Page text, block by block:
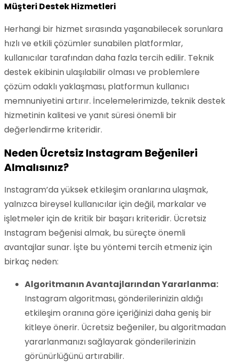
Müşteri Destek Hizmetleri
Herhangi bir hizmet sırasında yaşanabilecek sorunlara
hızlı ve etkili çözümler sunabilen platformlar,
kullanıcılar tarafından daha fazla tercih edilir. Teknik
destek ekibinin ulaşılabilir olması ve problemlere
çözüm odaklı yaklaşması, platformun kullanıcı
memnuniyetini artırır. İncelemelerimizde, teknik destek
hizmetinin kalitesi ve yanıt süresi önemli bir
değerlendirme kriteridir.
Neden Ücretsiz Instagram Beğenileri
Almalısınız?
Instagram’da yüksek etkileşim oranlarına ulaşmak,
yalnızca bireysel kullanıcılar için değil, markalar ve
işletmeler için de kritik bir başarı kriteridir. Ücretsiz
Instagram beğenisi almak, bu süreçte önemli
avantajlar sunar. İşte bu yöntemi tercih etmeniz için
birkaç neden:
Algoritmanın Avantajlarından Yararlanma:
Instagram algoritması, gönderilerinizin aldığı
etkileşim oranına göre içeriğinizi daha geniş bir
kitleye önerir. Ücretsiz beğeniler, bu algoritmadan
yararlanmanızı sağlayarak gönderilerinizin
görünürlüğünü artırabilir.